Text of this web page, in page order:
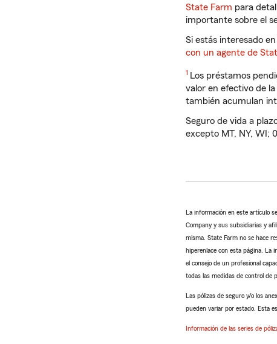
State Farm para
importante sobre el
Si estás interesado
con un agente de
1 Return
to
reference
Los préstamos
valor en efectivo de
también acumulan
Seguro de vida a
excepto MT, NY, WI;
La información en este artículo
Company y sus subsidiarias y
misma. State Farm no se hace
hiperenlace con esta página. La
el consejo de un profesional
todas las medidas de control de
Las pólizas de seguro y/o los
pueden variar por estado. Esta
Información de las series de